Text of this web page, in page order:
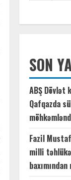
SON
ABŞ Dövlət
Qafqazda
Fazil
milli